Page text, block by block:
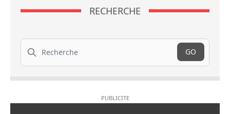
RECHERCHE
Recherche
GO